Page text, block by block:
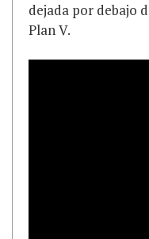
dejada por debajo
Plan V.